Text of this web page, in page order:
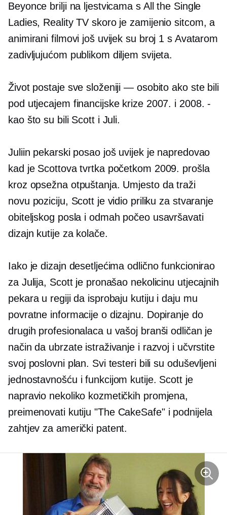
Beyonce brilji na ljestvicama s All the Single
Ladies, Reality TV skoro je zamijenio sitcom, a
animirani filmovi još uvijek su broj 1 s Avatarom
zadivljujućom publikom diljem svijeta.
Život postaje sve složeniji — osobito ako ste bili
pod utjecajem financijske krize 2007. i 2008.-
kao što su bili Scott i Juli.
Juliin pekarski posao još uvijek je napredovao
kad je Scottova tvrtka početkom 2009. prošla
kroz opsežna otpuštanja. Umjesto da traži
novu poziciju, Scott je vidio priliku za stvaranje
obiteljskog posla i odmah počeo usavršavati
dizajn kutije za kolače.
Iako je dizajn desetljećima odlično funkcionirao
za Julija, Scott je pronašao nekolicinu utjecajnih
pekara u regiji da isprobaju kutiju i daju mu
povratne informacije o dizajnu. Dopiranje do
drugih profesionalaca u vašoj branši odličan je
način da ubrzate istraživanje i razvoj i učvrstite
svoj poslovni plan. Svi testeri bili su oduševljeni
jednostavnošću i funkcijom kutije. Scott je
napravio nekoliko kozmetičkih promjena,
preimenovatikutiju "The CakeSafe" i podnijela
zahtjev za američki patent.